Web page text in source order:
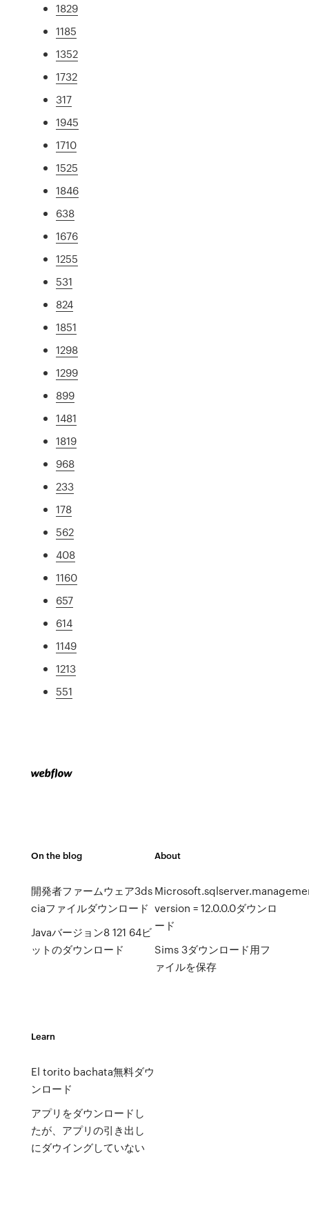
1829
1185
1352
1732
317
1945
1710
1525
1846
638
1676
1255
531
824
1851
1298
1299
899
1481
1819
968
233
178
562
408
1160
657
614
1149
1213
551
On the blog
開発者ファームウェア3ds
ciaファイルダウンロード
Javaバージョン8 121 64ビ
ットのダウンロード
About
version = 12.0.0.0ダウンロ
ード
Sims 3ダウンロード用フ
ァイルを保存
Learn
El torito bachata無料ダウ
ンロード
アプリをダウンロードし
たが、アプリの引き出し
にダウイングしていない